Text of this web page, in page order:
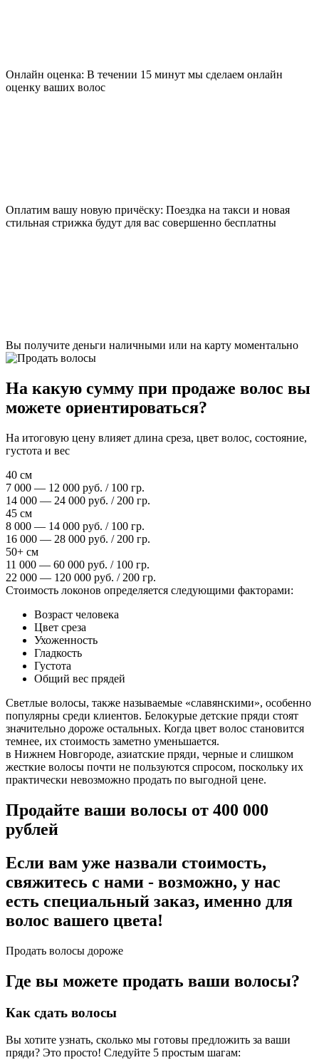
Онлайн оценка: В течении 15 минут мы сделаем онлайн
оценку ваших волос
Оплатим вашу новую причёску: Поездка на такси и новая
стильная стрижка будут для вас совершенно бесплатны
Вы получите деньги наличными или на карту моментально
На какую сумму при продаже волос вы
можете ориентироваться?
На итоговую цену влияет длина среза, цвет волос, состояние,
густота и вес
40 см
7 000 — 12 000 руб. / 100 гр.
14 000 — 24 000 руб. / 200 гр.
45 см
8 000 — 14 000 руб. / 100 гр.
16 000 — 28 000 руб. / 200 гр.
50+ см
11 000 — 60 000 руб. / 100 гр.
22 000 — 120 000 руб. / 200 гр.
Стоимость локонов определяется следующими факторами:
Возраст человека
Цвет среза
Ухоженность
Гладкость
Густота
Общий вес прядей
Светлые волосы, также называемые «славянскими», особенно
популярны среди клиентов. Белокурые детские пряди стоят
значительно дороже остальных. Когда цвет волос становится
темнее, их стоимость заметно уменьшается.
в Нижнем Новгороде, азиатские пряди, черные и слишком
жесткие волосы почти не пользуются спросом, поскольку их
практически невозможно продать по выгодной цене.
Продайте ваши волосы от 400 000
рублей
Если вам уже назвали стоимость,
свяжитесь с нами - возможно, у нас
есть специальный заказ, именно для
волос вашего цвета!
Продать волосы дороже
Где вы можете продать ваши волосы?
Как сдать волосы
Вы хотите узнать, сколько мы готовы предложить за ваши
пряди? Это просто! Следуйте 5 простым шагам: